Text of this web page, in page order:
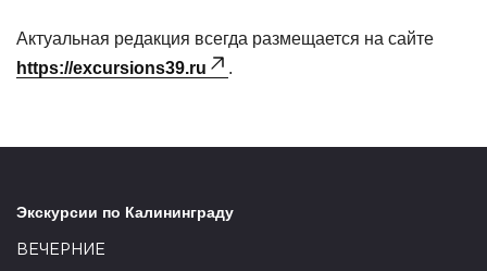
Актуальная редакция всегда размещается на сайте
https://excursions39.ru
.
Экскурсии по Калининграду
ВЕЧЕРНИЕ